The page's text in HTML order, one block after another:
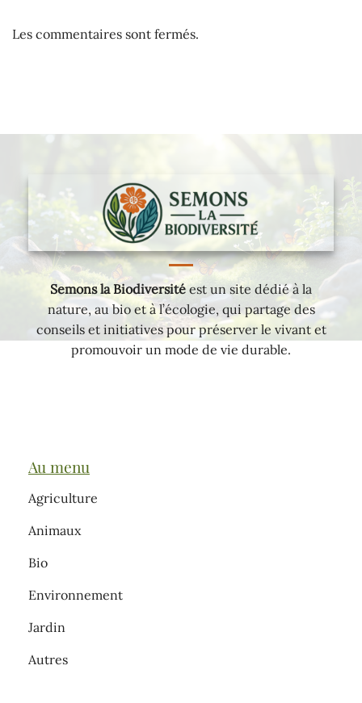
Les commentaires sont fermés.
Semons la Biodiversité est un site dédié à la
nature, au bio et à l’écologie, qui partage des
conseils et initiatives pour préserver le vivant et
promouvoir un mode de vie durable.
Au menu
Agriculture
Animaux
Bio
Environnement
Jardin
Autres